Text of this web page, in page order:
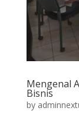
Mengenal
Bisnis
by